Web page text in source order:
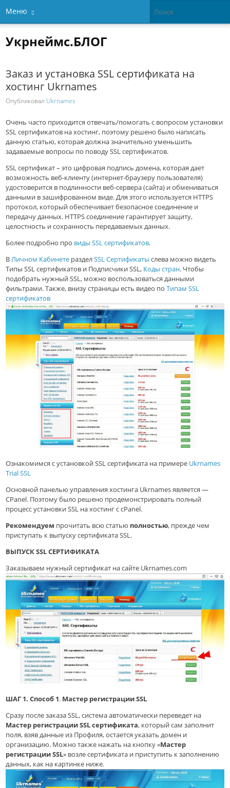
Меню
Укрнеймс.БЛОГ
Заказ и установка SSL сертификата на
хостинг Ukrnames
Опубликовал Ukrnames
Очень часто приходится отвечать/помогать с вопросом установки
SSL сертификатов на хостинг, поэтому решено было написать
данную статью, которая должна значительно уменьшить
задаваемые вопросы по поводу SSL сертификатов.
SSL сертификат – это цифровая подпись домена, которая дает
возможность веб-клиенту (интернет-браузеру пользователя)
удостоверится в подлинности веб-сервера (сайта) и обмениваться
данными в зашифрованном виде. Для этого используется HTTPS
протокол, который обеспечивает безопасное соединение и
передачу данных. HTTPS соединение гарантирует защиту,
целостность и сохранность передаваемых данных.
Более подробно про виды SSL сертификатов.
ВЛичном Кабинете разделSSL Сертификаты слева можно видеть
Типы SSL сертификатов и Подписчики SSL, Коды стран. Чтобы
подобрать нужный SSL, можно воспользоваться данными
фильтрами. Также, внизу страницы есть видео поТипам SSL
сертификатов
Ознакомимся с установкой SSL сертификата на примере Ukrnames
Trial SSL
Основной панелью управления хостинга Ukrnames является —
CPanel. Поэтому было решено продемонстрировать полный
процесс установки SSL на хостинг с cPanel.
Рекомендуем прочитать всю статью полностью, прежде чем
приступать к выпуску сертификата SSL.
ВЫПУСК SSL СЕРТИФИКАТА
Заказываем нужный сертификат на сайте Ukrnames.com
ШАГ 1.Способ 1. Мастер регистрации SSL
Сразу после заказа SSL, система автоматически переведет на
Мастер регистрации SSL сертификата, который сам заполнит
поля, взяв данные из Профиля, остается указать домен и
организацию. Можно также нажать на кнопку «Мастер
регистрации SSL» возле сертификата и приступить к заполнению
данных, как на картинке ниже.